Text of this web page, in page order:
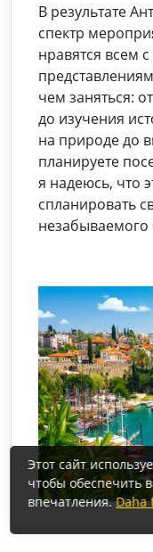
В результате
спектр
нравятся всем
чем заняться:
до изучения
на природе до
планируете
я надеюсь, что
спланировать
незабываемого
Этот сайт
чтобы обеспечить
впечатления.Daha